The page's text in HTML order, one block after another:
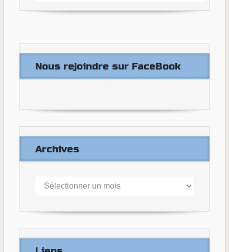
Nous rejoindre sur FaceBook
Archives
Archives